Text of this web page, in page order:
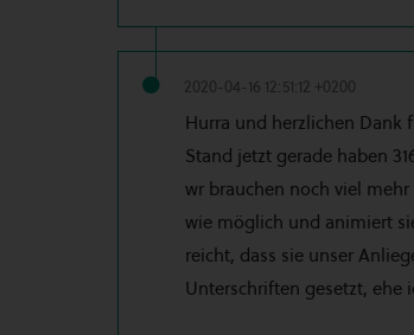
2020-04-16 12:51:12 +0200
Hurra und herzlichen Dank
Stand jetzt gerade haben
wr brauchen noch viel
wie möglich und animiert
reicht, dass sie unser
Unterschriften gesetzt,